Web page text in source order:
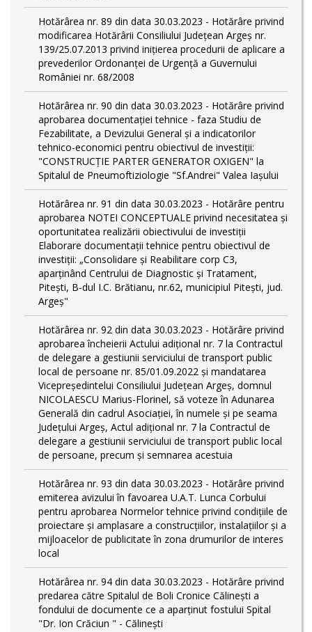
Hotărârea nr. 89 din data 30.03.2023 - Hotărâre privind
modificarea Hotărârii Consiliului Județean Argeș nr.
139/25.07.2013 privind inițierea procedurii de aplicare a
prevederilor Ordonanței de Urgență a Guvernului
României nr. 68/2008
Hotărârea nr. 90 din data 30.03.2023 - Hotărâre privind
aprobarea documentației tehnice - faza Studiu de
Fezabilitate, a Devizului General și a indicatorilor
tehnico-economici pentru obiectivul de investiții:
"CONSTRUCȚIE PARTER GENERATOR OXIGEN" la
Spitalul de Pneumoftiziologie "Sf.Andrei" Valea Iașului
Hotărârea nr. 91 din data 30.03.2023 - Hotărâre pentru
aprobarea NOTEI CONCEPTUALE privind necesitatea și
oportunitatea realizării obiectivului de investiții
Elaborare documentații tehnice pentru obiectivul de
investiţii: „Consolidare și Reabilitare corp C3,
aparținând Centrului de Diagnostic și Tratament,
Pitești, B-dul I.C. Brătianu, nr.62, municipiul Pitești, jud.
Argeș"
Hotărârea nr. 92 din data 30.03.2023 - Hotărâre privind
aprobarea încheierii Actului adițional nr. 7 la Contractul
de delegare a gestiunii serviciului de transport public
local de persoane nr. 85/01.09.2022 și mandatarea
Vicepreședintelui Consiliului Județean Argeș, domnul
NICOLAESCU Marius-Florinel, să voteze în Adunarea
Generală din cadrul Asociației, în numele și pe seama
Județului Argeș, Actul adițional nr. 7 la Contractul de
delegare a gestiunii serviciului de transport public local
de persoane, precum și semnarea acestuia
Hotărârea nr. 93 din data 30.03.2023 - Hotărâre privind
emiterea avizului în favoarea U.A.T. Lunca Corbului
pentru aprobarea Normelor tehnice privind condiţiile de
proiectare şi amplasare a construcţiilor, instalaţiilor şi a
mijloacelor de publicitate în zona drumurilor de interes
local
Hotărârea nr. 94 din data 30.03.2023 - Hotărâre privind
predarea către Spitalul de Boli Cronice Călinești a
fondului de documente ce a aparținut fostului Spital
"Dr. Ion Crăciun " - Călinești